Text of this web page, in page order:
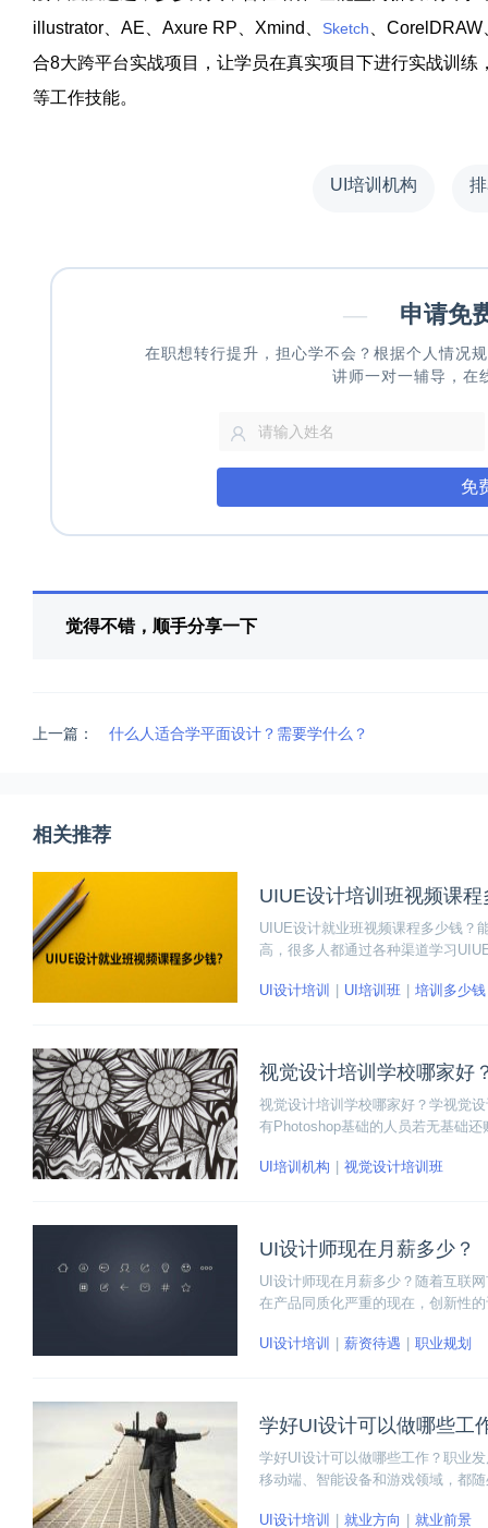
illustrator
AE Axure RP Xmind Sketch CorelDRAW
合8大跨平台实战项目，让学员在真实项目下进行实战训练
等工作技能。
UI培训机构
— 申请免
在职想转行提升，担心学不会？根据个人情况
讲师一对一辅导，在
免
觉得不错，顺手分享一下
上一篇： 什么人适合学平面设计？需要学什么？
相关推荐
UIUE设计培训班视频课
UIUE设计就业班视频课程多少钱？
高，很多人都通过各种渠道学习
UI设计培训
UI培训班 培训多少钱
视觉设计培训学校哪家好
视觉设计培训学校哪家好？学视觉
有Photoshop基础的人员若无基础
UI培训机构
视觉设计培训班
UI设计师现在月薪多少？
UI设计师现在月薪多少？随着互联
在产品同质化严重的现在，创新性
UI设计培训
薪资待遇 职业规划
学好UI设计可以做哪些工
学好UI设计可以做哪些工作？职业
移动端、智能设备和游戏领域，都
能，在当下这个移动互联网快速发
UI设计培训 就业方向 就业前景